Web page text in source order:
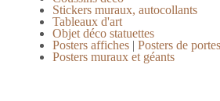
Stickers muraux, autocollants
Tableaux d'art
Objet déco statuettes
Posters affiches | Posters de portes
Posters muraux et géants